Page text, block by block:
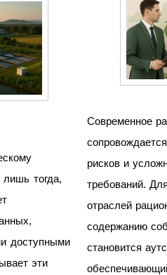
тогда,
доступными
эти
Современное
рисков и
требований.
отраслей
содержанию
становится